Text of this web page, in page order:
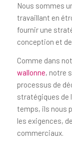
Nous sommes
travaillant en
fournir une
conception et
Comme dans
wallonne, notre
processus de
stratégiques de
temps, ils nous
les exigences,
commerciaux.